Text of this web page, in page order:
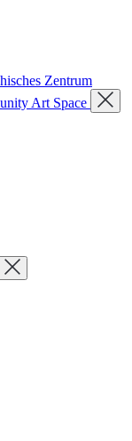
Zentrum
Art Space